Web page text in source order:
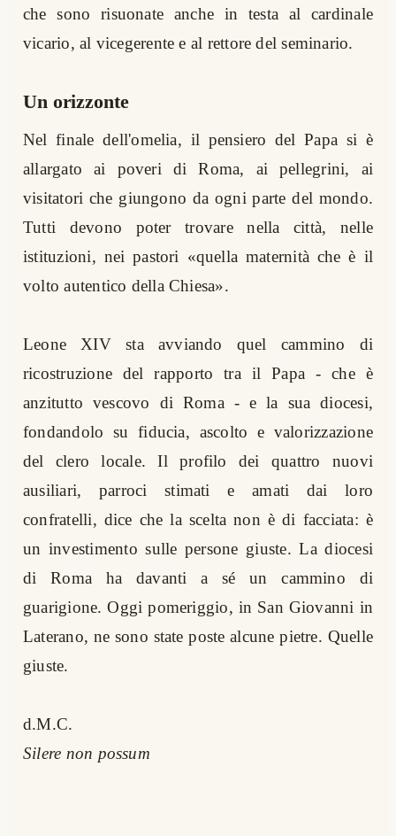
che sono risuonate anche in testa al cardinale
vicario, al vicegerente e al rettore del seminario.
Un orizzonte
Nel finale dell'omelia, il pensiero del Papa si è
allargato ai poveri di Roma, ai pellegrini, ai
visitatori che giungono da ogni parte del mondo.
Tutti devono poter trovare nella città, nelle
istituzioni, nei pastori «quella maternità che è il
volto autentico della Chiesa».
Leone XIV sta avviando quel cammino di
ricostruzione del rapporto tra il Papa - che è
anzitutto vescovo di Roma - e la sua diocesi,
fondandolo su fiducia, ascolto e valorizzazione
del clero locale. Il profilo dei quattro nuovi
ausiliari, parroci stimati e amati dai loro
confratelli, dice che la scelta non è di facciata: è
un investimento sulle persone giuste. La diocesi
di Roma ha davanti a sé un cammino di
guarigione. Oggi pomeriggio, in San Giovanni in
Laterano, ne sono state poste alcune pietre. Quelle
giuste.
d.M.C.
Silere non possum